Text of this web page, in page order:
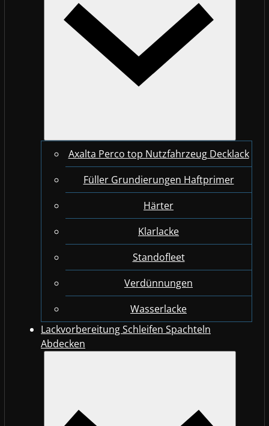
Axalta Perco top Nutzfahrzeug Decklack
Füller Grundierungen Haftprimer
Härter
Klarlacke
Standofleet
Verdünnungen
Wasserlacke
Lackvorbereitung Schleifen Spachteln
Abdecken